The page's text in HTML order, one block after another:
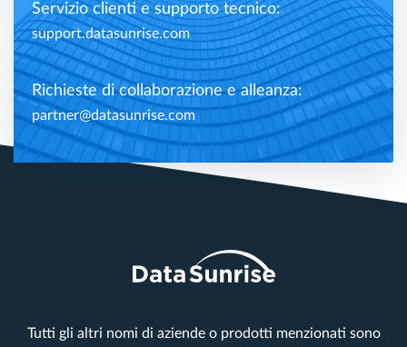
Servizio clienti e supporto tecnico:
support.datasunrise.com
Richieste di collaborazione e alleanza:
partner@datasunrise.com
Tutti gli altri nomi di aziende o prodotti menzionati sono